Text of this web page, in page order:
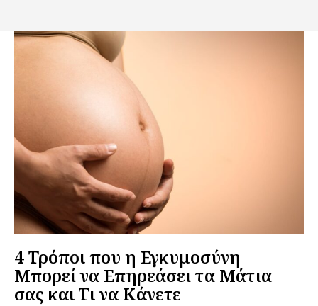
4 Τρόποι που η Εγκυμοσύνη
Μπορεί να Επηρεάσει τα Μάτια
σας και Τι να Κάνετε